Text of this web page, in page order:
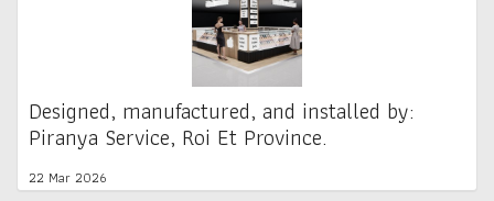
Designed, manufactured, and installed by:
Piranya Service, Roi Et Province.
22 Mar 2026